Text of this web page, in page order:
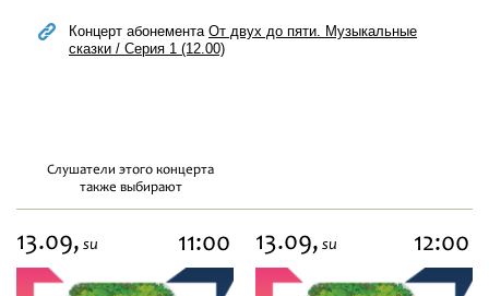
Концерт абонемента От двух до пяти. Музыкальные
сказки / Серия 1 (12.00)
Слушатели этого концерта
также выбирают
13.09, su 11:00 13.09, su 12:00